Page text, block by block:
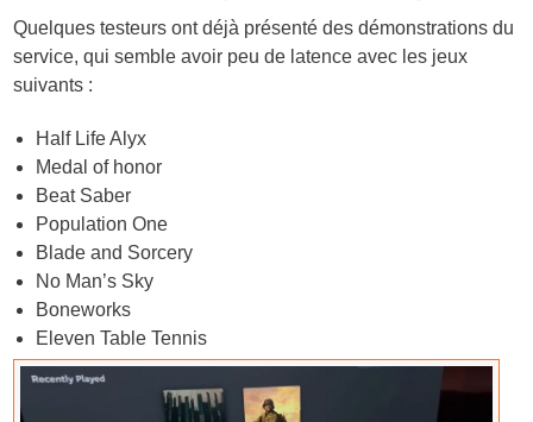
Quelques testeurs ont déjà présenté des démonstrations du
service, qui semble avoir peu de latence avec les jeux
suivants :
Half Life Alyx
Medal of honor
Beat Saber
Population One
Blade and Sorcery
No Man’s Sky
Boneworks
Eleven Table Tennis